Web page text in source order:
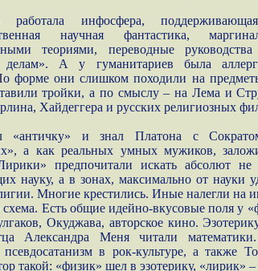
работала инфосфера,
научная фантастика,
теориями, переводные
делам». А у гуманитариев была
форме они слишком походили на
тройки, а по смыслу – на Лема и
Хайдеггера и русских религиозных
«античку» и знал Платона с
а как реальных умных мужиков,
предпочитали искать абсолют
науку, а в зонах, максимально от науки
Многие крестились. Иные налегли на
Есть общие идейно-вкусовые поля у
Окуджава, авторское кино.
Александра Меня читали
псевдосатанизм в рок-культуре, а также
такой: «физик» шел в эзотерику, «лирик»